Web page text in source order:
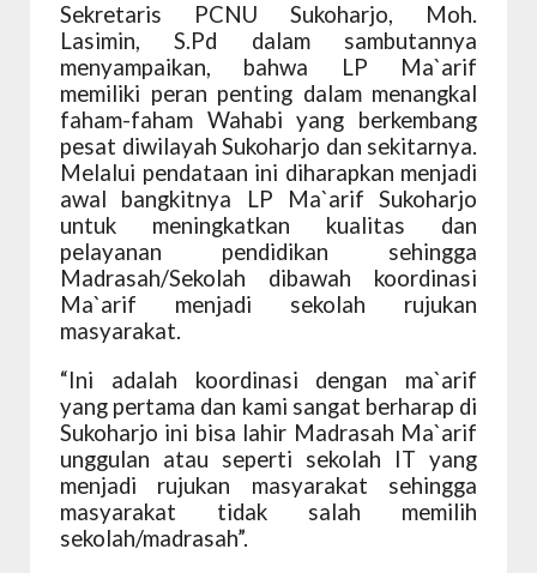
Sekretaris PCNU Sukoharjo, Moh.
Lasimin, S.Pd dalam sambutannya
menyampaikan, bahwa LP Ma`arif
memiliki peran penting dalam menangkal
faham-faham Wahabi yang berkembang
pesat diwilayah Sukoharjo dan sekitarnya.
Melalui pendataan ini diharapkan menjadi
awal bangkitnya LP Ma`arif Sukoharjo
untuk meningkatkan kualitas dan
pelayanan pendidikan sehingga
Madrasah/Sekolah dibawah koordinasi
Ma`arif menjadi sekolah rujukan
masyarakat.
“Ini adalah koordinasi dengan ma`arif
yang pertama dan kami sangat berharap di
Sukoharjo ini bisa lahir Madrasah Ma`arif
unggulan atau seperti sekolah IT yang
menjadi rujukan masyarakat sehingga
masyarakat tidak salah memilih
sekolah/madrasah”.